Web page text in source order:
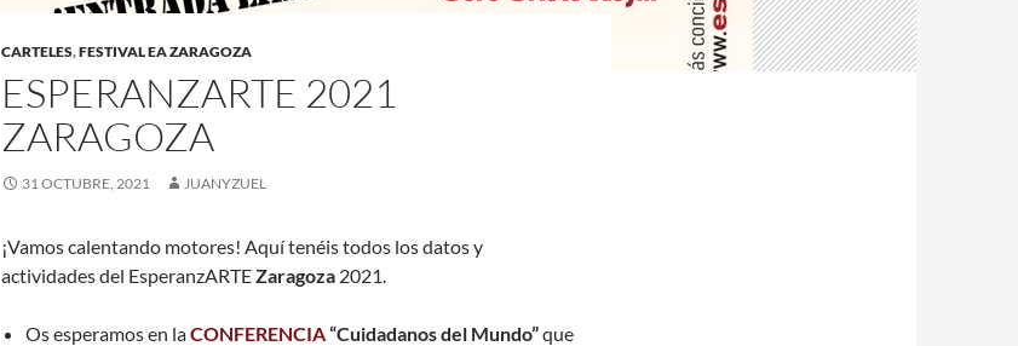
CARTELES,FESTIVAL EA ZARAGOZA
ESPERANZARTE 2021
ZARAGOZA
31 OCTUBRE, 2021 JUANYZUEL
¡Vamos calentando motores! Aquí tenéis todos los datos y
actividades del EsperanzARTEZaragoza 2021.
Os esperamos en laCONFERENCIA“Cuidadanos del Mundo”que